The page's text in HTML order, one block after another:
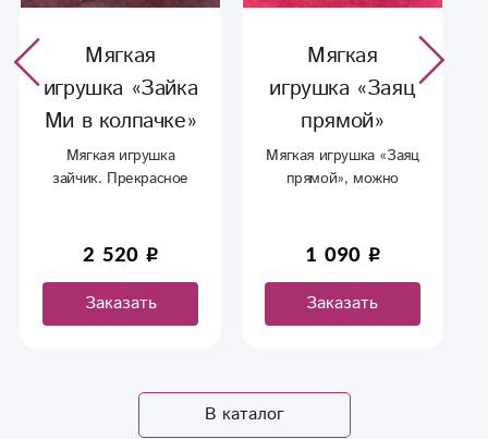
Мягкая
игрушка «Зайка
Ми в колпачке»
Мягкая игрушка
зайчик. Прекрасное
2 520
Заказать
Мягкая
игрушка «Заяц
прямой»
Мягкая игрушка «Заяц
прямой», можно
1 090
Заказать
В каталог